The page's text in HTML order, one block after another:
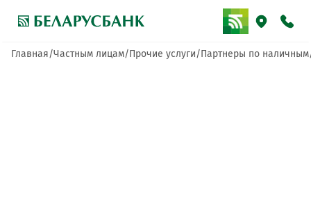
Главная Частным лицам Прочие услуги Партнеры по наличным